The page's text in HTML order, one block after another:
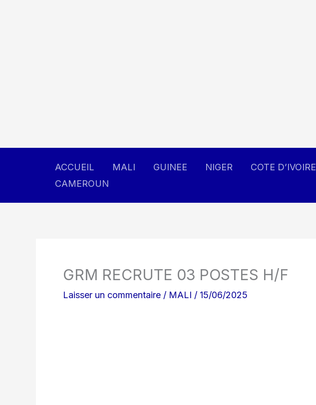
ACCUEIL MALI GUINEE NIGER COTE D’IVOIRE
CAMEROUN
GRM RECRUTE 03 POSTES H/F
Laisser un commentaire / MALI / 15/06/2025